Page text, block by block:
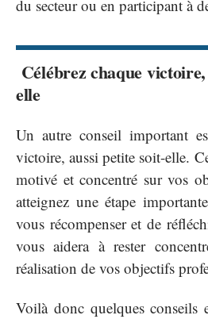
du secteur ou en participant à
Célébrez chaque
elle
Un autre conseil important
victoire, aussi petite soit-elle.
motivé et concentré sur vos
atteignez une étape
vous récompenser et de
vous aidera à rester
réalisation de vos objectifs
Voilà donc quelques conseils